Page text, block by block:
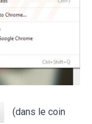
(dans le coin